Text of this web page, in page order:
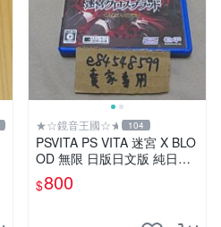
★☆鏡音王國☆★ 104
PSVITA PS VITA 迷宮 X BLO
OD 無限 日版日文版 純日版
二手良品
$800